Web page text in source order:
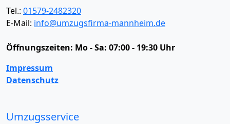
Tel.: 01579-2482320
E-Mail: info@umzugsfirma-mannheim.de
Öffnungszeiten: Mo - Sa: 07:00 - 19:30 Uhr
Impressum
Datenschutz
Umzugsservice